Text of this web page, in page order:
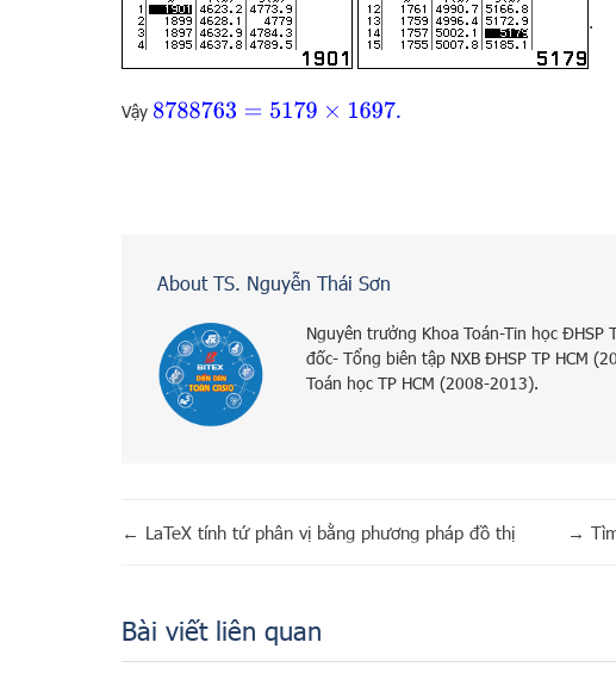
.
Vậy 8788763= 5179×1697 .
About TS. Nguyễn Thái Sơn
Nguyên trưởng Khoa Toán-Tin học ĐHSP
đốc- Tổng biên tập NXB ĐHSP TP HCM
Toán học TP HCM (2008-2013).
← LaTeX tính tứ phân vị bằng phương pháp đồ thị →
Bài viết liên quan